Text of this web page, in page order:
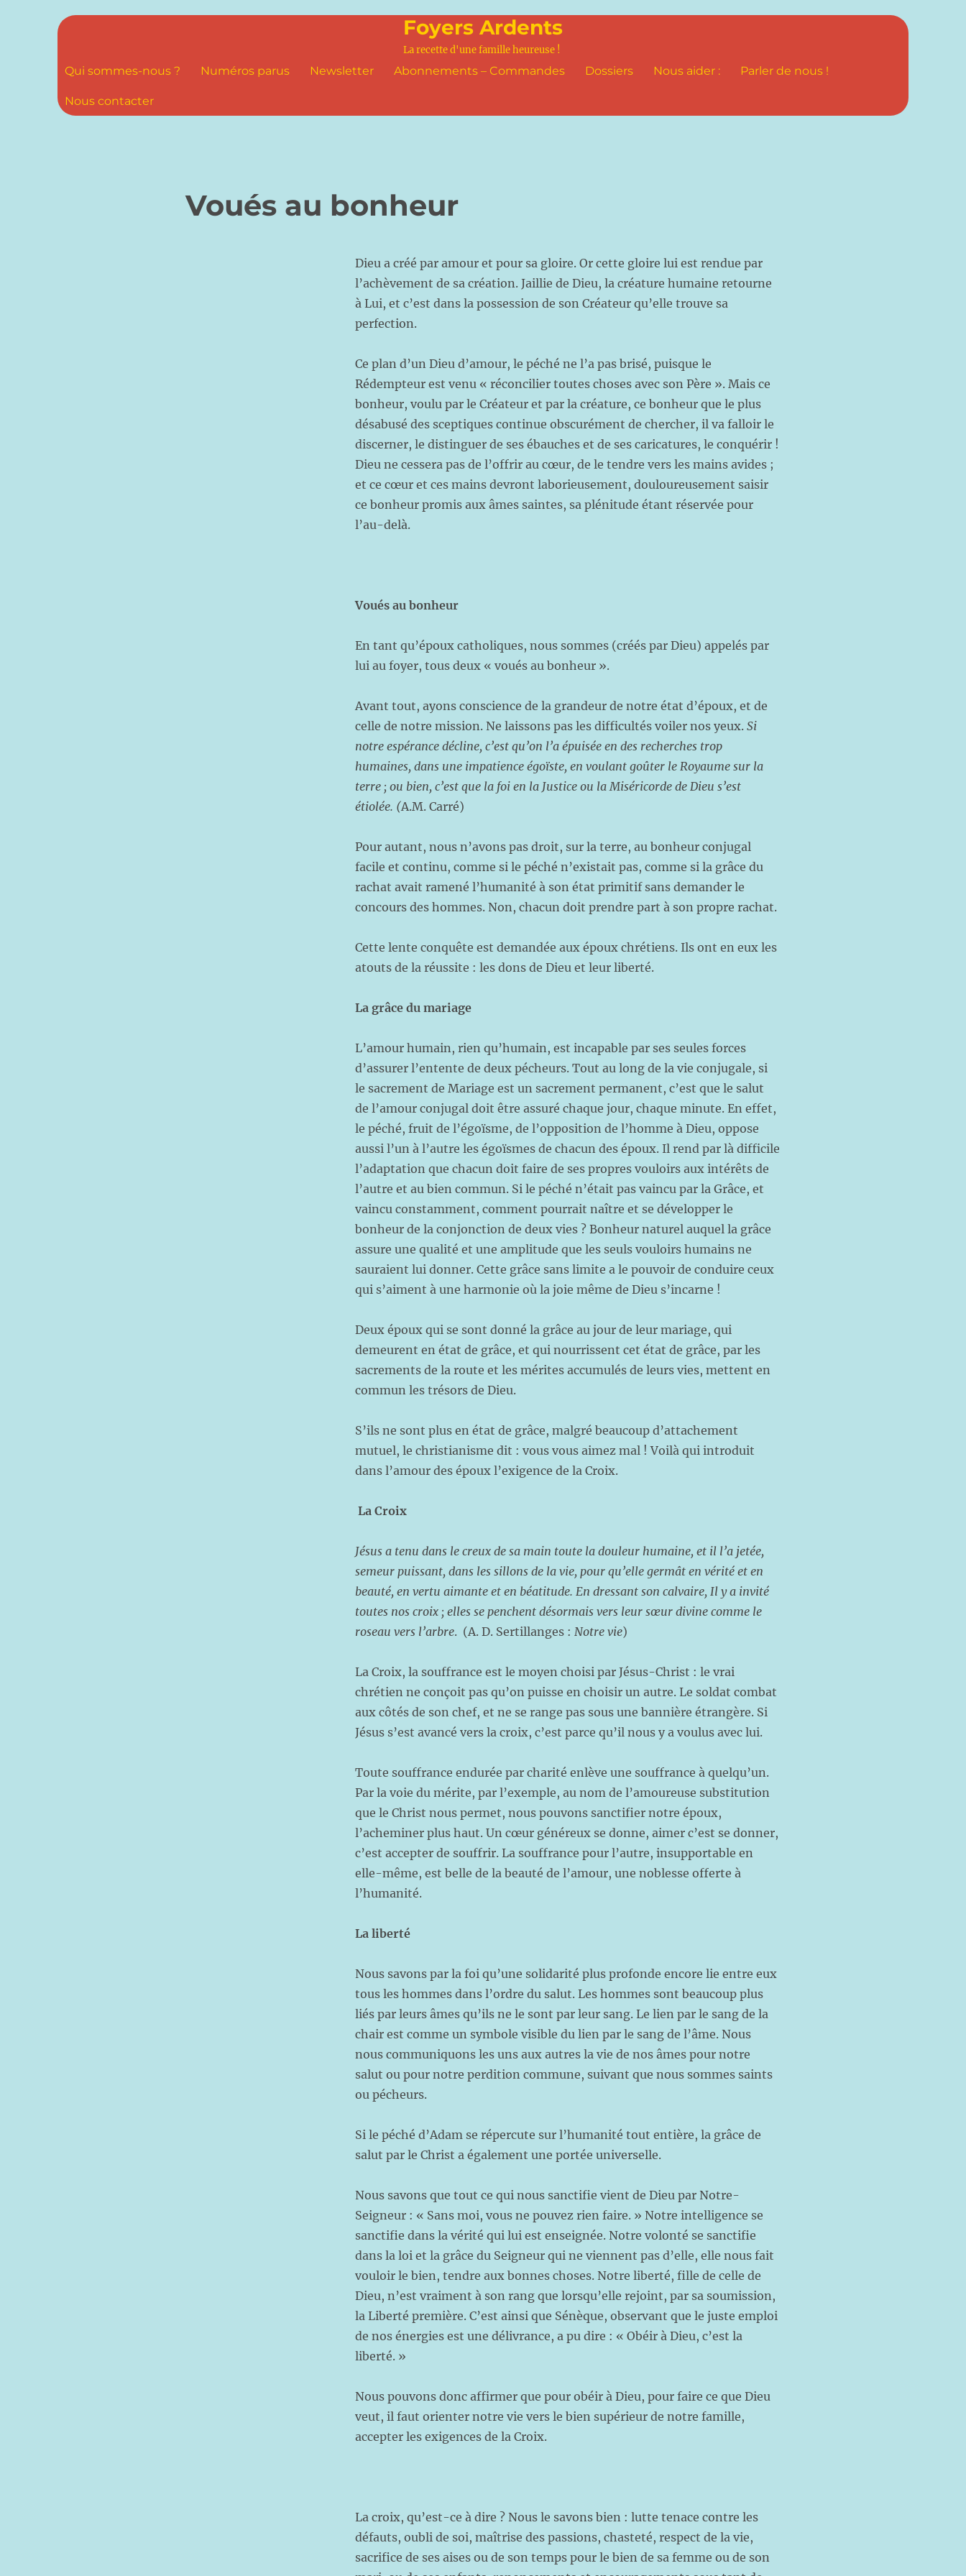
Foyers Ardents
La recette d'une famille heureuse !
Qui sommes-nous ? Numéros parus Newsletter Abonnements – Commandes Dossiers Nous aider : Parler de nous !
Nous contacter
Voués au bonheur
Dieu a créé par amour et pour sa gloire. Or cette gloire lui est rendue par
l’achèvement de sa création. Jaillie de Dieu, la créature humaine retourne
à Lui, et c’est dans la possession de son Créateur qu’elle trouve sa
perfection.
Ce plan d’un Dieu d’amour, le péché ne l’a pas brisé, puisque le
Rédempteur est venu « réconcilier toutes choses avec son Père ». Mais ce
bonheur, voulu par le Créateur et par la créature, ce bonheur que le plus
désabusé des sceptiques continue obscurément de chercher, il va falloir le
discerner, le distinguer de ses ébauches et de ses caricatures, le conquérir !
Dieu ne cessera pas de l’offrir au cœur, de le tendre vers les mains avides ;
et ce cœur et ces mains devront laborieusement, douloureusement saisir
ce bonheur promis aux âmes saintes, sa plénitude étant réservée pour
l’au-delà.
Voués au bonheur
En tant qu’époux catholiques, nous sommes (créés par Dieu) appelés par
lui au foyer, tous deux « voués au bonheur ».
Avant tout, ayons conscience de la grandeur de notre état d’époux, et de
celle de notre mission. Ne laissons pas les difficultés voiler nos yeux.Si
notre espérance décline, c’est qu’on l’a épuisée en des recherches trop
humaines, dans une impatience égoïste, en voulant goûter le Royaume sur la
terre ; ou bien, c’est que la foi en la Justice ou la Miséricorde de Dieu s’est
étiolée. (A.M. Carré)
Pour autant, nous n’avons pas droit, sur la terre, au bonheur conjugal
facile et continu, comme si le péché n’existait pas, comme si la grâce du
rachat avait ramené l’humanité à son état primitif sans demander le
concours des hommes. Non, chacun doit prendre part à son propre rachat.
Cette lente conquête est demandée aux époux chrétiens. Ils ont en eux les
atouts de la réussite : les dons de Dieu et leur liberté.
La grâce du mariage
L’amour humain, rien qu’humain, est incapable par ses seules forces
d’assurer l’entente de deux pécheurs. Tout au long de la vie conjugale, si
le sacrement de Mariage est un sacrement permanent, c’est que le salut
de l’amour conjugal doit être assuré chaque jour, chaque minute. En effet,
le péché, fruit de l’égoïsme, de l’opposition de l’homme à Dieu, oppose
aussi l’un à l’autre les égoïsmes de chacun des époux. Il rend par là difficile
l’adaptation que chacun doit faire de ses propres vouloirs aux intérêts de
l’autre et au bien commun. Si le péché n’était pas vaincu par la Grâce, et
vaincu constamment, comment pourrait naître et se développer le
bonheur de la conjonction de deux vies ? Bonheur naturel auquel la grâce
assure une qualité et une amplitude que les seuls vouloirs humains ne
sauraient lui donner. Cette grâce sans limite a le pouvoir de conduire ceux
qui s’aiment à une harmonie où la joie même de Dieu s’incarne !
Deux époux qui se sont donné la grâce au jour de leur mariage, qui
demeurent en état de grâce, et qui nourrissent cet état de grâce, par les
sacrements de la route et les mérites accumulés de leurs vies, mettent en
commun les trésors de Dieu.
S’ils ne sont plus en état de grâce, malgré beaucoup d’attachement
mutuel, le christianisme dit : vous vous aimez mal ! Voilà qui introduit
dans l’amour des époux l’exigence de la Croix.
La Croix
Jésus a tenu dans le creux de sa main toute la douleur humaine, et il l’a jetée,
semeur puissant, dans les sillons de la vie, pour qu’elle germât en vérité et en
beauté, en vertu aimante et en béatitude. En dressant son calvaire, Il y a invité
toutes nos croix ; elles se penchent désormais vers leur sœur divine comme le
roseau vers l’arbre. (A. D. Sertillanges :Notre vie)
La Croix, la souffrance est le moyen choisi par Jésus-Christ : le vrai
chrétien ne conçoit pas qu’on puisse en choisir un autre. Le soldat combat
aux côtés de son chef, et ne se range pas sous une bannière étrangère. Si
Jésus s’est avancé vers la croix, c’est parce qu’il nous y a voulus avec lui.
Toute souffrance endurée par charité enlève une souffrance à quelqu’un.
Par la voie du mérite, par l’exemple, au nom de l’amoureuse substitution
que le Christ nous permet, nous pouvons sanctifier notre époux,
l’acheminer plus haut. Un cœur généreux se donne, aimer c’est se donner,
c’est accepter de souffrir. La souffrance pour l’autre, insupportable en
elle-même, est belle de la beauté de l’amour, une noblesse offerte à
l’humanité.
La liberté
Nous savons par la foi qu’une solidarité plus profonde encore lie entre eux
tous les hommes dans l’ordre du salut. Les hommes sont beaucoup plus
liés par leurs âmes qu’ils ne le sont par leur sang. Le lien par le sang de la
chair est comme un symbole visible du lien par le sang de l’âme. Nous
nous communiquons les uns aux autres la vie de nos âmes pour notre
salut ou pour notre perdition commune, suivant que nous sommes saints
ou pécheurs.
Si le péché d’Adam se répercute sur l’humanité tout entière, la grâce de
salut par le Christ a également une portée universelle.
Nous savons que tout ce qui nous sanctifie vient de Dieu par Notre-
Seigneur : « Sans moi, vous ne pouvez rien faire. » Notre intelligence se
sanctifie dans la vérité qui lui est enseignée. Notre volonté se sanctifie
dans la loi et la grâce du Seigneur qui ne viennent pas d’elle, elle nous fait
vouloir le bien, tendre aux bonnes choses. Notre liberté, fille de celle de
Dieu, n’est vraiment à son rang que lorsqu’elle rejoint, par sa soumission,
la Liberté première. C’est ainsi que Sénèque, observant que le juste emploi
de nos énergies est une délivrance, a pu dire : « Obéir à Dieu, c’est la
liberté. »
Nous pouvons donc affirmer que pour obéir à Dieu, pour faire ce que Dieu
veut, il faut orienter notre vie vers le bien supérieur de notre famille,
accepter les exigences de la Croix.
La croix, qu’est-ce à dire ? Nous le savons bien : lutte tenace contre les
défauts, oubli de soi, maîtrise des passions, chasteté, respect de la vie,
sacrifice de ses aises ou de son temps pour le bien de sa femme ou de son